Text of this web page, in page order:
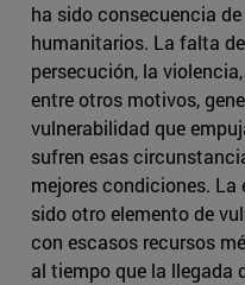
ha sido consecuencia
humanitarios. La falta
persecución, la
entre otros motivos,
vulnerabilidad que
sufren esas
mejores condiciones. La
sido otro elemento de
con escasos recursos
al tiempo que la llegada